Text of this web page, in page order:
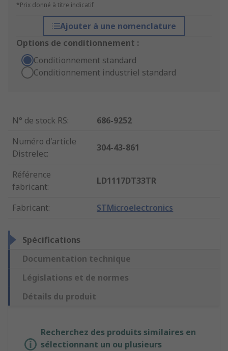
*Prix donné à titre indicatif
Ajouter à une nomenclature
Options de conditionnement :
Conditionnement standard
Conditionnement industriel standard
N° de stock RS:
686-9252
Numéro d'article
Distrelec:
304-43-861
Référence
fabricant:
LD1117DT33TR
Fabricant: STMicroelectronics
Spécifications
Documentation technique
Législations et de normes
Détails du produit
Recherchez des produits similaires en
sélectionnant un ou plusieurs